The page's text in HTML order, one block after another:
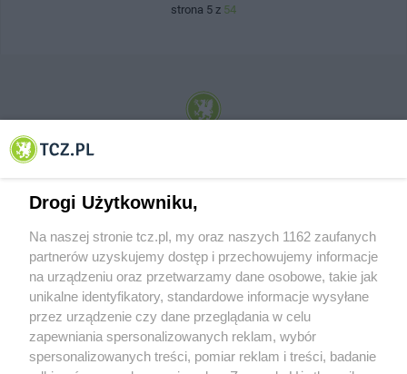
strona 5 z 54
© 2001-2026 Tczew - TCZ.PL Sp. z o.o. Internetowy Serwis Informacyjny Miasta
O FIRMIE POLITYKA PRYWATNOŚCI HOSTING
Drogi Użytkowniku,
Na naszej stronie tcz.pl, my oraz naszych 1162 zaufanych
partnerów uzyskujemy dostęp i przechowujemy informacje
na urządzeniu oraz przetwarzamy dane osobowe, takie jak
unikalne identyfikatory, standardowe informacje wysyłane
przez urządzenie czy dane przeglądania w celu
zapewniania spersonalizowanych reklam, wybór
spersonalizowanych treści, pomiar reklam i treści, badanie